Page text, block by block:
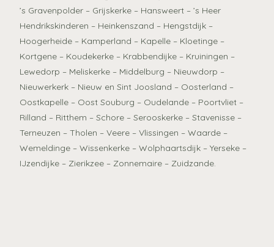
’s Gravenpolder – Grijskerke – Hansweert – ’s Heer
Hendrikskinderen – Heinkenszand – Hengstdijk –
Hoogerheide – Kamperland – Kapelle – Kloetinge –
Kortgene – Koudekerke – Krabbendijke – Kruiningen –
Lewedorp – Meliskerke – Middelburg – Nieuwdorp –
Nieuwerkerk – Nieuw en Sint Joosland – Oosterland –
Oostkapelle – Oost Souburg – Oudelande – Poortvliet –
Rilland – Ritthem – Schore – Serooskerke – Stavenisse –
Terneuzen – Tholen – Veere – Vlissingen – Waarde –
Wemeldinge – Wissenkerke – Wolphaartsdijk – Yerseke –
IJzendijke – Zierikzee – Zonnemaire – Zuidzande.